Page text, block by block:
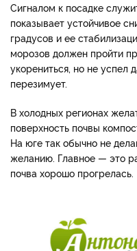
Сигналом к посадке
показывает устойчивое
градусов и ее
морозов должен пройти
укорениться, но не успел
перезимует.
В холодных регионах
поверхность почвы
На юге так обычно не
желанию. Главное — это
почва хорошо прогрелась.